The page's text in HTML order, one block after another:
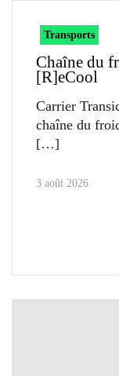
Transports
Chaîne du
[R]eCool
Carrier
chaîne du
3 août 2026